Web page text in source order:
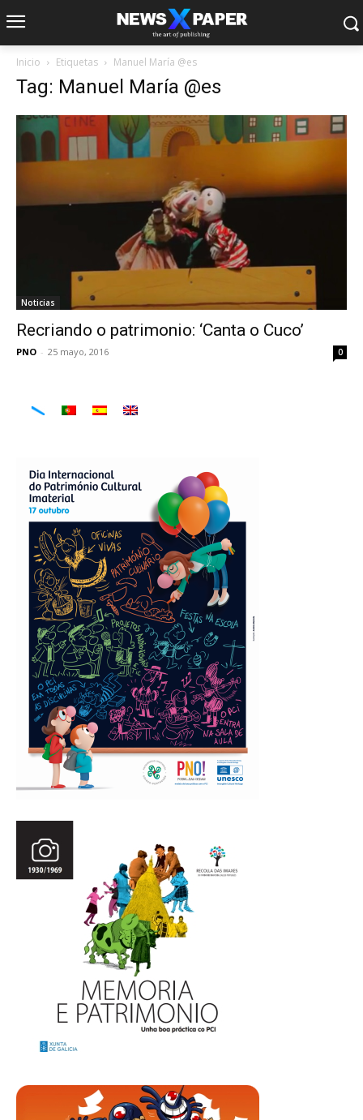
Inicio Etiquetas Manuel María @es
Tag: Manuel María @es
Noticias
Recriando o patrimonio: ‘Canta o Cuco’
PNO - 25 mayo, 2016 0